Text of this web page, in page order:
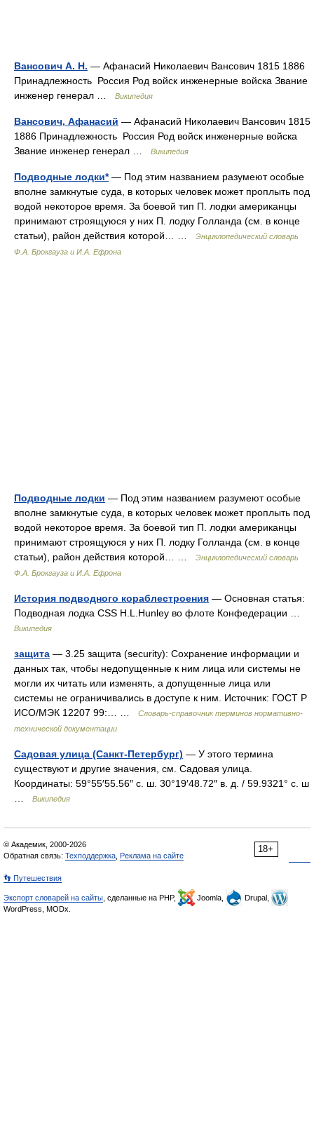
Вансович А. Н. — Афанасий Николаевич Вансович 1815 1886
Принадлежность Россия Род войск инженерные войска Звание
инженер генерал …
Википедия
Вансович, Афанасий — Афанасий Николаевич Вансович 1815
1886 Принадлежность Россия Род войск инженерные войска
Звание инженер генерал …
Википедия
Подводные лодки*— Под этим названием разумеют особые
вполне замкнутые суда, в которых человек может проплыть под
водой некоторое время. За боевой тип П. лодки американцы
принимают строящуюся у них П. лодку Голланда (см. в конце
статьи), район действия которой… …
Энциклопедический словарь
Ф.А. Брокгауза и И.А. Ефрона
Подводные лодки — Под этим названием разумеют особые
вполне замкнутые суда, в которых человек может проплыть под
водой некоторое время. За боевой тип П. лодки американцы
принимают строящуюся у них П. лодку Голланда (см. в конце
статьи), район действия которой… …
Энциклопедический словарь
Ф.А. Брокгауза и И.А. Ефрона
История подводного кораблестроения — Основная статья:
Подводная лодка CSS H.L.Hunley во флоте Конфедерации …
Википедия
защита — 3.25 защита (security): Сохранение информации и
данных так, чтобы недопущенные к ним лица или системы не
могли их читать или изменять, а допущенные лица или
системы не ограничивались в доступе к ним. Источник: ГОСТ Р
ИСО/МЭК 12207 99:… …
Словарь-справочник терминов нормативно-
технической документации
Садовая улица (Санкт-Петербург) — У этого термина
существуют и другие значения, см. Садовая улица.
Координаты: 59°55′55.56″ с. ш. 30°19′48.72″ в. д. / 59.9321° с. ш
Википедия
18+
© Академик, 2000-2026
Обратная связь: Техподдержка Реклама на сайте
👣 Путешествия
Экспорт словарей на сайты , сделанные на PHP, Joomla,
Drupal,
WordPress, MODx.